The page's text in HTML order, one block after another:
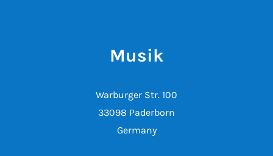
Musik
Warburger Str. 100
33098 Paderborn
Germany